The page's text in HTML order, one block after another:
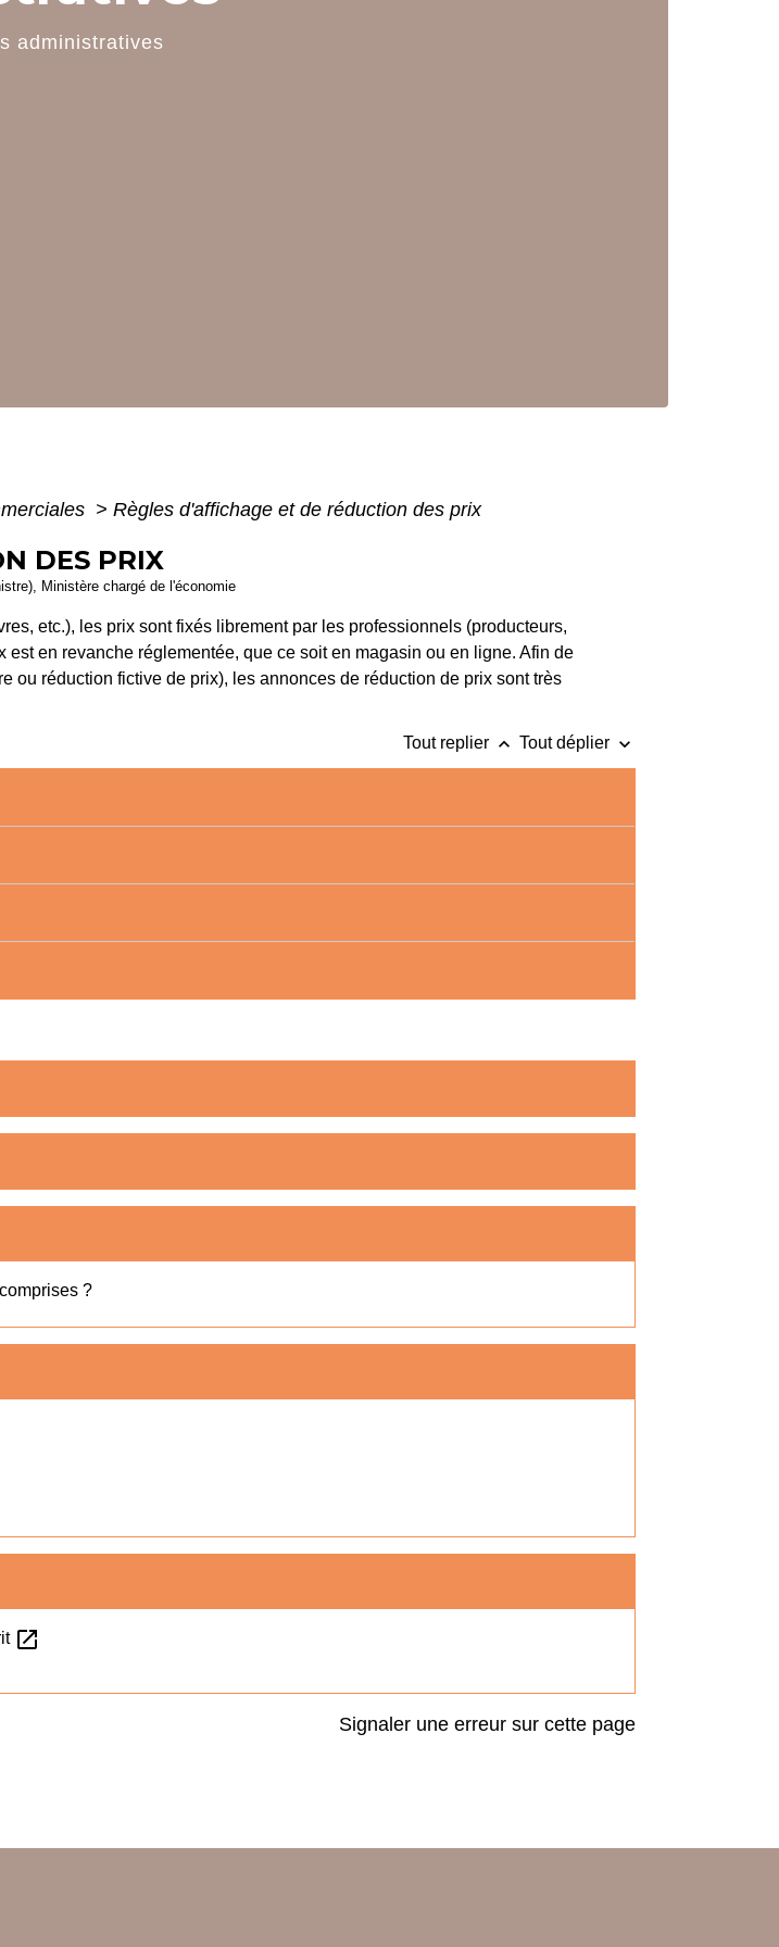
administratives
> Règles d'affichage et de réduction des prix
DES PRIX
Ministère chargé de l'économie
etc.), les prix sont fixés librement par les professionnels (producteurs,
en revanche réglementée, que ce soit en magasin ou en ligne. Afin de
ou réduction fictive de prix), les annonces de réduction de prix sont très
Tout replier keyboard_arrow_up Tout déplier keyboard_arrow_down
?
open_in_new
Signaler une erreur sur cette page